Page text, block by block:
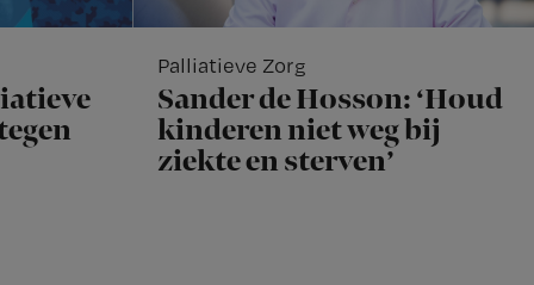
Palliatieve Zorg
Sander de Hosson: ‘Houd
kinderen niet weg bij
ziekte en sterven’